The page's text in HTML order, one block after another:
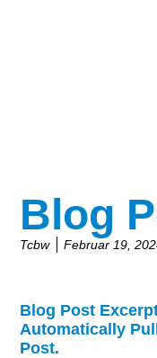
Blog
Tcbw Februar 19,
Blog Post
Automatically
Post.